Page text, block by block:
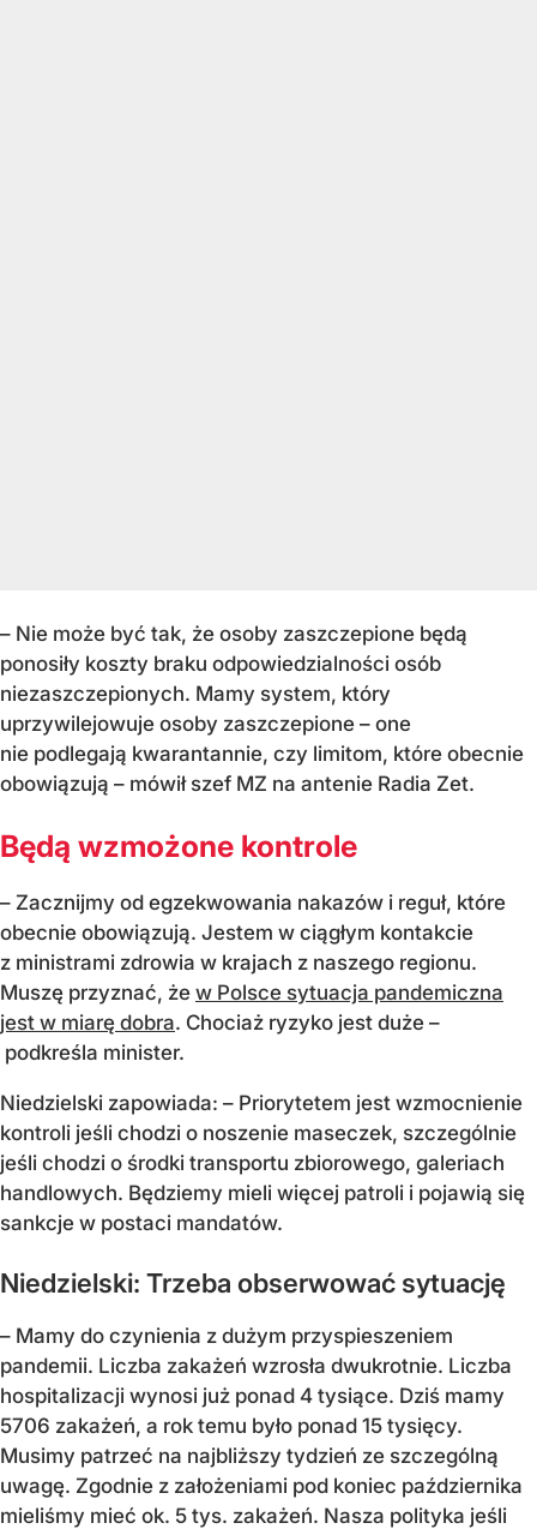
– Nie może być tak, że osoby zaszczepione będą
ponosiły koszty braku odpowiedzialności osób
niezaszczepionych. Mamy system, który
uprzywilejowuje osoby zaszczepione – one
nie podlegają kwarantannie, czy limitom, które obecnie
obowiązują – mówił szef MZ na antenie Radia Zet.
Będą wzmożone kontrole
– Zacznijmy od egzekwowania nakazów i reguł, które
obecnie obowiązują. Jestem w ciągłym kontakcie
z ministrami zdrowia w krajach z naszego regionu.
Muszę przyznać, że w Polsce sytuacja pandemiczna
jest w miarę dobra. Chociaż ryzyko jest duże –
podkreśla minister.
Niedzielski zapowiada: – Priorytetem jest wzmocnienie
kontroli jeśli chodzi o noszenie maseczek, szczególnie
jeśli chodzi o środki transportu zbiorowego, galeriach
handlowych. Będziemy mieli więcej patroli i pojawią się
sankcje w postaci mandatów.
Niedzielski: Trzeba obserwować sytuację
– Mamy do czynienia z dużym przyspieszeniem
pandemii. Liczba zakażeń wzrosła dwukrotnie. Liczba
hospitalizacji wynosi już ponad 4 tysiące. Dziś mamy
5706 zakażeń, a rok temu było ponad 15 tysięcy.
Musimy patrzeć na najbliższy tydzień ze szczególną
uwagę. Zgodnie z założeniami pod koniec października
mieliśmy mieć ok. 5 tys. zakażeń. Nasza polityka jeśli